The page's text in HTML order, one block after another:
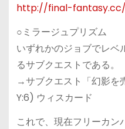
http://final-
○ミラージュプリズム
いずれかのジョブでレベ
るサブクエストである。
→サブクエスト「幻影
Y:6) ウィスカード
これで、現在フリーカン